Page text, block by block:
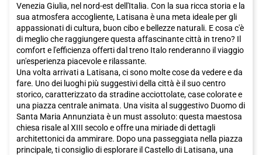
Venezia Giulia, nel nord-est dell'Italia. Con la sua ricca storia e la
sua atmosfera accogliente, Latisana è una meta ideale per gli
appassionati di cultura, buon cibo e bellezze naturali. E cosa c'è
di meglio che raggiungere questa affascinante città in treno? Il
comfort e l'efficienza offerti dal treno Italo renderanno il viaggio
un'esperienza piacevole e rilassante.
Una volta arrivati a Latisana, ci sono molte cose da vedere e da
fare. Uno dei luoghi più suggestivi della città è il suo centro
storico, caratterizzato da stradine acciottolate, case colorate e
una piazza centrale animata. Una visita al suggestivo Duomo di
Santa Maria Annunziata è un must assoluto: questa maestosa
chiesa risale al XIII secolo e offre una miriade di dettagli
architettonici da ammirare. Dopo una passeggiata nella piazza
principale, ti consiglio di esplorare il Castello di Latisana, una